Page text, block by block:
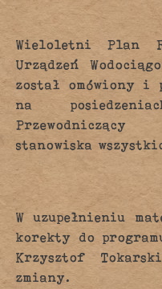
Wieloletni Plan
Urządzeń
został omówiony i
na
stanowiska
W uzupełnieniu
korekty do
Krzysztof
zmiany.